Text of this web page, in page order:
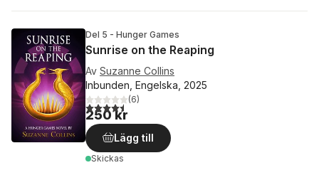
Del 5 - Hunger Games
Sunrise on the Reaping
Av Suzanne Collins
Inbunden, Engelska, 2025
4,5utav 5 stjärnor. Totalt antal röster:
(6)
250 kr
Lägg till
Skickas